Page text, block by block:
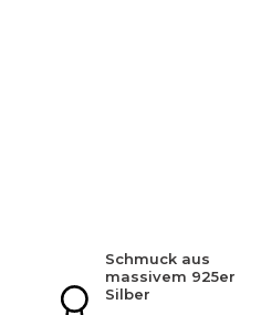
Schmuck aus
massivem 925er
Silber